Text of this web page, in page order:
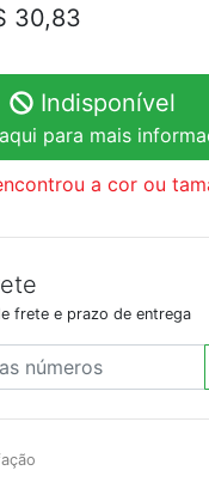
30,83
Indisponível
para mais
a cor ou
frete e prazo de entrega